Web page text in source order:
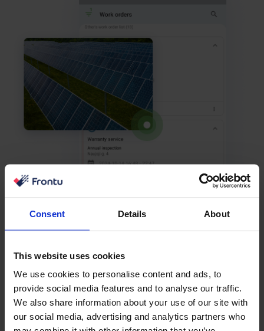
Consent Details About
This website uses cookies
We use cookies to personalise content and ads, to
provide social media features and to analyse our traffic.
We also share information about your use of our site with
our social media, advertising and analytics partners who